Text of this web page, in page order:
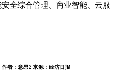
全综合管理、商业智能、云服
作者： 意昂2 来源： 经济日报